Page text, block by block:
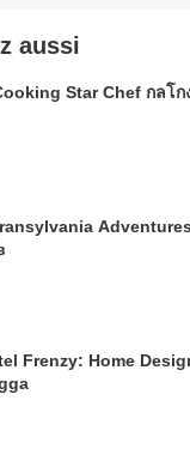
aussi
Star Chef กลโ
Frenzy: Home